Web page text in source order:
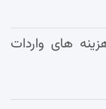
های واردات